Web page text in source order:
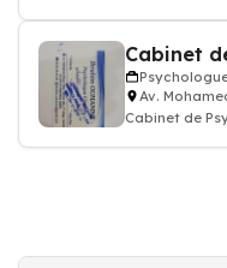
Cabinet
Av.
Cabinet de